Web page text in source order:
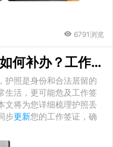
6791浏览
中国人在菲律宾护照丢失如何补办？工作签证如何同步
护照是身份和合法居留的
生活，更可能危及工作签
文将为您详细梳理护照丢
步更新您的工作签证，确